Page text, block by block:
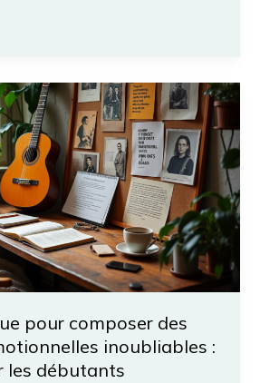
pour composer des
inoubliables :
les débutants